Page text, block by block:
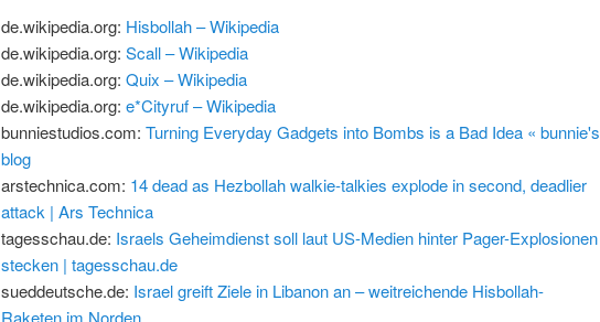
de.wikipedia.org: Hisbollah – Wikipedia
de.wikipedia.org: Scall – Wikipedia
de.wikipedia.org: Quix – Wikipedia
de.wikipedia.org: e*Cityruf – Wikipedia
bunniestudios.com: Turning Everyday Gadgets into Bombs is a Bad Idea « bunnie's
blog
arstechnica.com: 14 dead as Hezbollah walkie-talkies explode in second, deadlier
attack | Ars Technica
tagesschau.de: Israels Geheimdienst soll laut US-Medien hinter Pager-Explosionen
stecken | tagesschau.de
sueddeutsche.de: Israel greift Ziele in Libanon an – weitreichende Hisbollah-
Raketen im Norden